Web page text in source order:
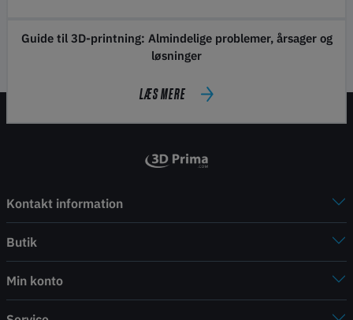
Guide til 3D-printning: Almindelige problemer, årsager og
løsninger
LÆS MERE
Kontakt information
Butik
Min konto